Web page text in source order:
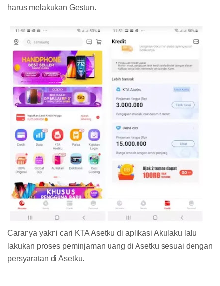
harus melakukan Gestun.
Caranya yakni cari KTA Asetku di aplikasi Akulaku lalu
lakukan proses peminjaman uang di Asetku sesuai dengan
persyaratan di Asetku.